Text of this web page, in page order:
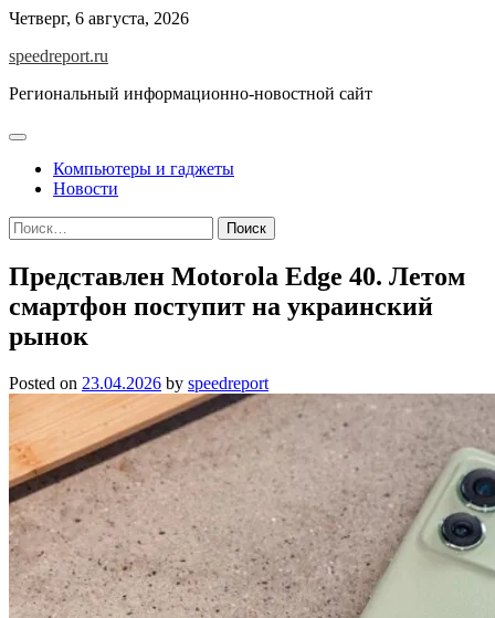
Skip
content
Четверг, 6 августа, 2026
speedreport.ru
Региональный информационно-новостной сайт
Компьютеры и гаджеты
Новости
Найти:
Представлен Motorola Edge 40. Летом
смартфон поступит на украинский
рынок
Posted on 23.04.2026 by speedreport